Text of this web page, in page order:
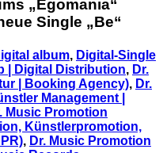
„Egomania“
Single „Be“
album, Digital-Single
| Digital Distribution, Dr.
| Booking Agency), Dr.
Management |
Music Promotion
Künstlerpromotion,
, Dr. Music Promotion